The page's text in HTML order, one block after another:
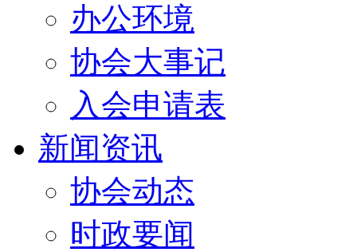
办公环境
协会大事记
入会申请表
新闻资讯
协会动态
时政要闻